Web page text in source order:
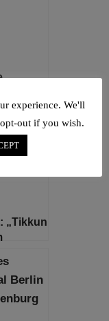
„Tikkun
experience. We'll
out if you wish.